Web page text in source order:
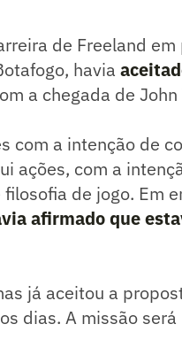
de Freeland em
havia
a chegada de John
com a intenção de
ações, com a
de jogo. Em
afirmado que
já aceitou a
dias. A missão